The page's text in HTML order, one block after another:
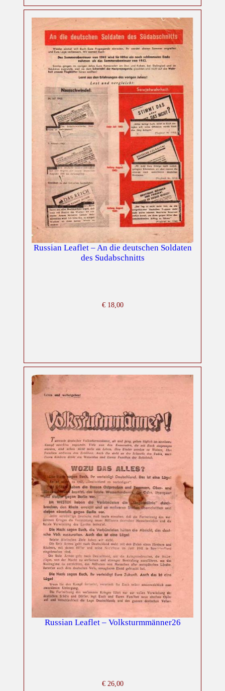
Russian Leaflet – An die deutschen Soldaten
des Sudabschnitts
€18,00
Russian Leaflet – Volksturmmänner26
€26,00